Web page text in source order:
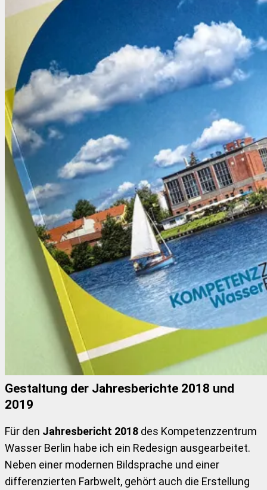
Gestaltung der Jahresberichte 2018 und
2019
Für den Jahresbericht 2018 des Kompetenzzentrum
Wasser Berlin habe ich ein Redesign ausgearbeitet.
Neben einer modernen Bildsprache und einer
differenzierten Farbwelt, gehört auch die Erstellung